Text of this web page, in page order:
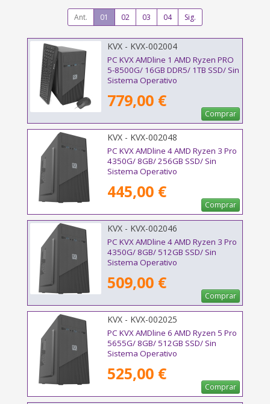
Ant. 01 02 03 04 Sig.
KVX - KVX-002004
PC KVX AMDline 1 AMD Ryzen PRO
5-8500G/ 16GB DDR5/ 1TB SSD/ Sin
Sistema Operativo
779,00 €
Comprar
KVX - KVX-002048
PC KVX AMDline 4 AMD Ryzen 3 Pro
4350G/ 8GB/ 256GB SSD/ Sin
Sistema Operativo
445,00 €
Comprar
KVX - KVX-002046
PC KVX AMDline 4 AMD Ryzen 3 Pro
4350G/ 8GB/ 512GB SSD/ Sin
Sistema Operativo
509,00 €
Comprar
KVX - KVX-002025
PC KVX AMDline 6 AMD Ryzen 5 Pro
5655G/ 8GB/ 512GB SSD/ Sin
Sistema Operativo
525,00 €
Comprar